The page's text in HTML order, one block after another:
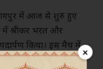
×
में आज से शुरु हुए
में श्रीकर भरत और
किया। इस मैच में
करने का फैसला